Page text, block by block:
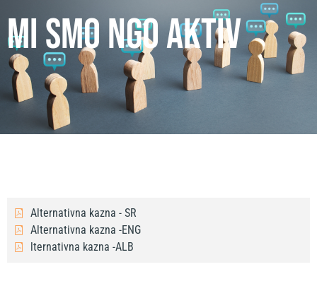
MI SMO NGO AKTIV
Alternativna kazna - SR
Alternativna kazna -ENG
lternativna kazna -ALB